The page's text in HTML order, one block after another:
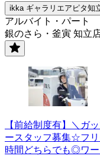
ikka ギャラリエアピタ知
アルバイト・パート
銀のさら・釜寅 知立
【前給制度有】＼ガ
ースタッフ募集☆フ
時間どちらでも◎ワ